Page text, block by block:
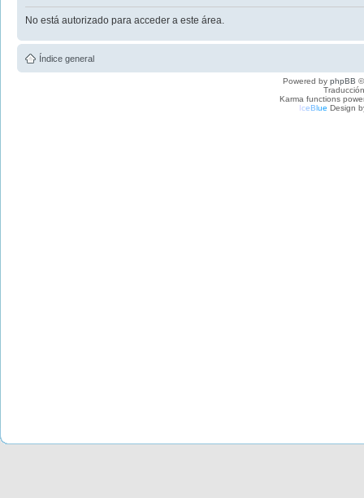
No está autorizado para acceder a este área.
Índice general
Powered by phpBB
Karma functions
IceBlue Design